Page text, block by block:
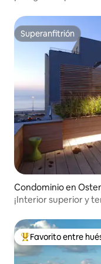
Superanfitrión
Superanfitrión
Condominio en
¡Interior superior y
De los mejores en
Favorito entre